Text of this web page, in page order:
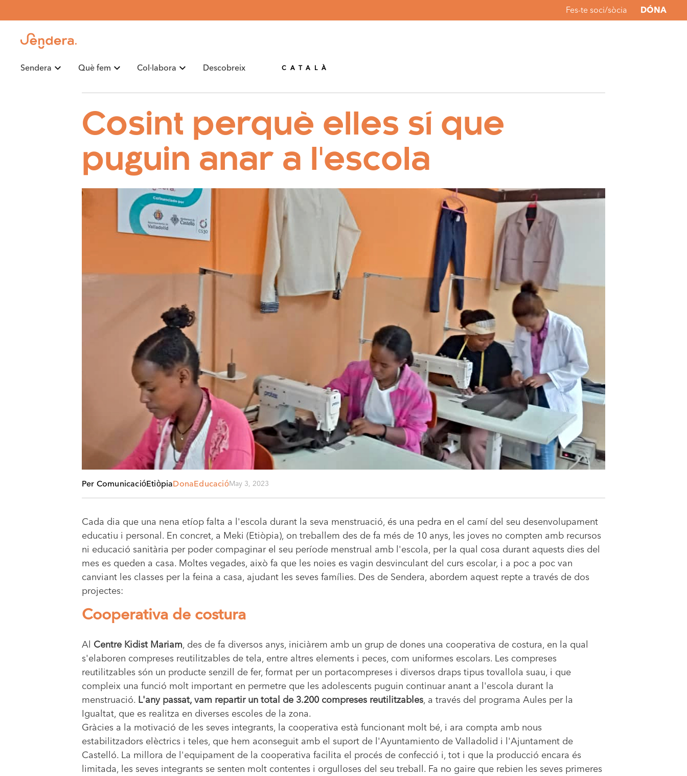
Fes-te soci/sòcia DÓNA
Sendera Què fem Col·labora Descobreix CATALÀ
Cosint perquè elles sí que
puguin anar a l'escola
Per ComunicacióEtiòpiaDonaEducacióMay 3, 2023
Cada dia que una nena etíop falta a l'escola durant la seva menstruació, és una pedra en el camí del seu desenvolupament
educatiu i personal. En concret, a Meki (Etiòpia), on treballem des de fa més de 10 anys, les joves no compten amb recursos
ni educació sanitària per poder compaginar el seu període menstrual amb l'escola, per la qual cosa durant aquests dies del
mes es queden a casa. Moltes vegades, això fa que les noies es vagin desvinculant del curs escolar, i a poc a poc van
canviant les classes per la feina a casa, ajudant les seves famílies. Des de Sendera, abordem aquest repte a través de dos
projectes:
Cooperativa de costura
Al Centre Kidist Mariam, des de fa diversos anys, iniciàrem amb un grup de dones una cooperativa de costura, en la qual
s'elaboren compreses reutilitzables de tela, entre altres elements i peces, com uniformes escolars. Les compreses
reutilitzables són un producte senzill de fer, format per un portacompreses i diversos draps tipus tovallola suau, i que
compleix una funció molt important en permetre que les adolescents puguin continuar anant a l'escola durant la
menstruació. L'any passat, vam repartir un total de 3.200 compreses reutilitzables, a través del programa Aules per la
Igualtat, que es realitza en diverses escoles de la zona.
Gràcies a la motivació de les seves integrants, la cooperativa està funcionant molt bé, i ara compta amb nous
estabilitzadors elèctrics i teles, que hem aconseguit amb el suport de l'Ayuntamiento de Valladolid i l'Ajuntament de
Castelló. La millora de l'equipament de la cooperativa facilita el procés de confecció i, tot i que la producció encara és
limitada, les seves integrants se senten molt contentes i orgulloses del seu treball. Fa no gaire que rebien les seves primeres